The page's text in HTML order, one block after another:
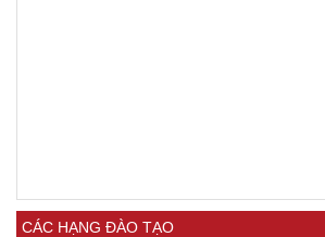
CÁC HẠNG ĐÀO TẠO